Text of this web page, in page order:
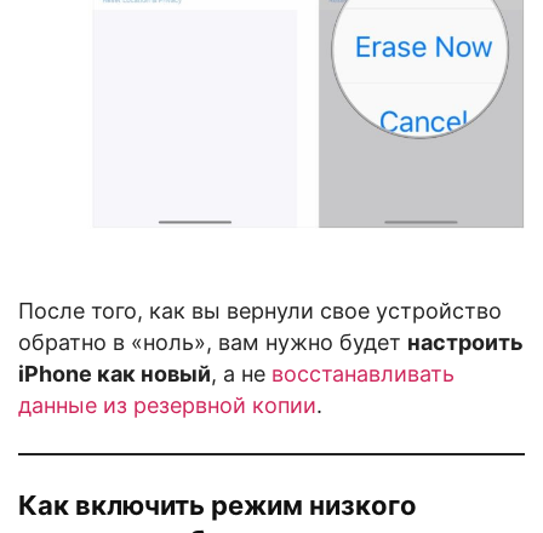
После того, как вы вернули свое устройство
обратно в «ноль», вам нужно будет настроить
iPhone как новый, а не восстанавливать
данные из резервной копии.
Как включить режим низкого